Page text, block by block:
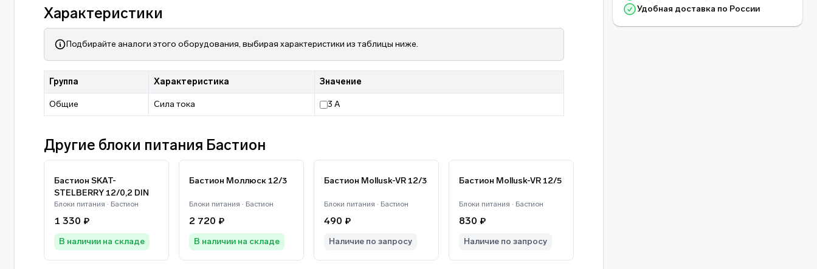
Характеристики
Подбирайте аналоги этого оборудования, выбирая характеристики из таблицы ниже.
Группа Характеристика Значение
Общие Сила тока 3 А
Другие блоки питания Бастион
Бастион SKAT-
STELBERRY 12/0,2 DIN
Блоки питания · Бастион
1 330 ₽
В наличии на складе
Бастион Моллюск 12/3
Блоки питания · Бастион
2 720 ₽
В наличии на складе
Бастион Mollusk-VR 12/3
Блоки питания · Бастион
490 ₽
Наличие по запросу
Бастион Mollusk-VR 12/5
Блоки питания · Бастион
830 ₽
Наличие по запросу
Удобная доставка по России